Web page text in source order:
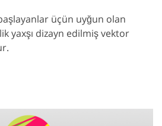
üçün uyğun olan
yaxşı dizayn edilmiş vektor